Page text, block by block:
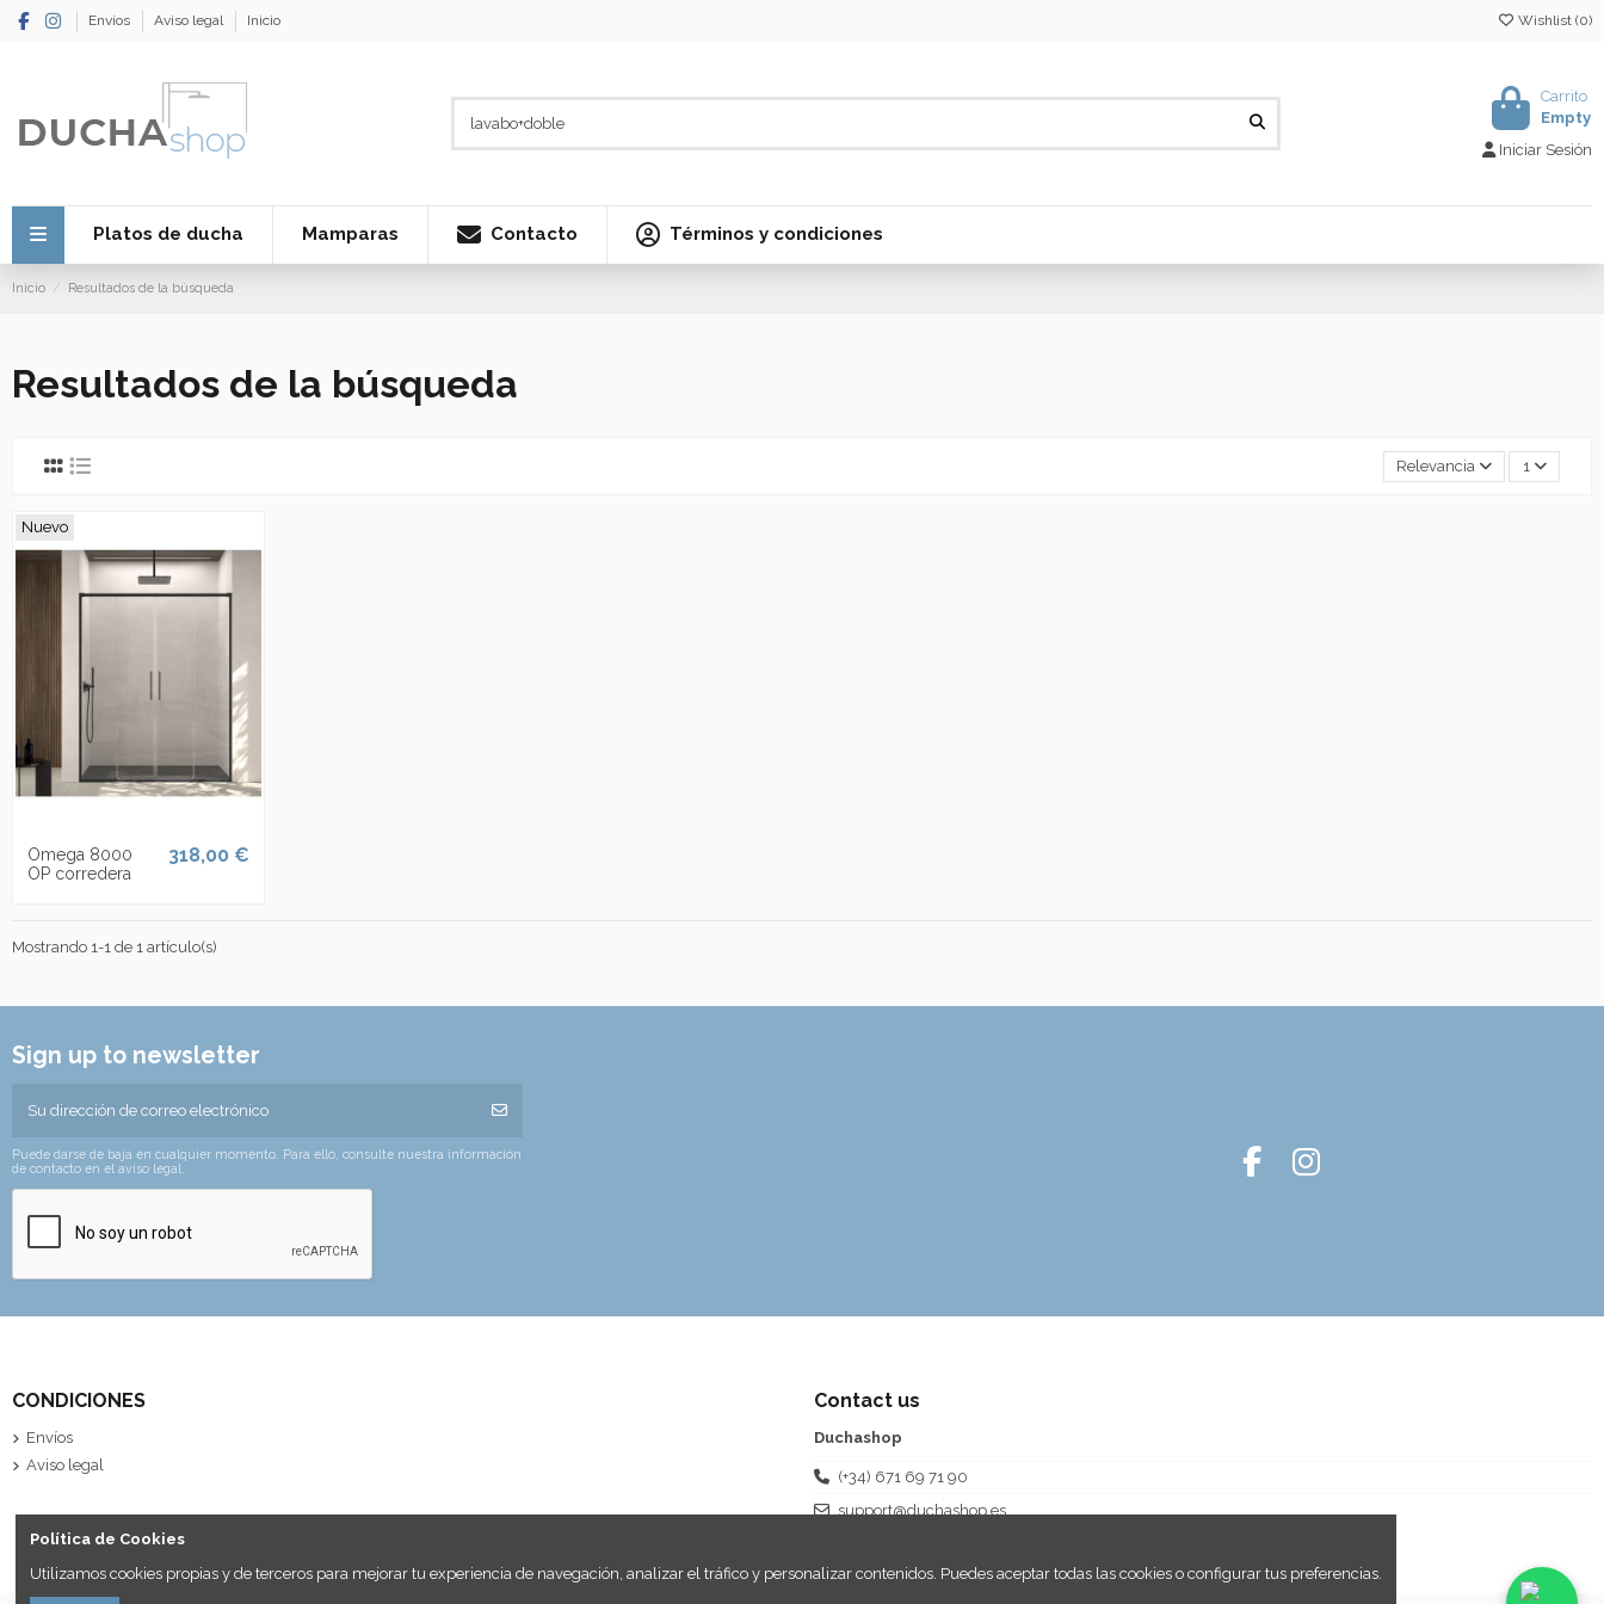
Envíos Aviso legal Inicio Wishlist (0)
Carrito
Empty
Iniciar Sesión
Platos de ducha Mamparas Contacto Términos y condiciones
Inicio Resultados de la búsqueda
Resultados de la búsqueda
Relevancia 1
Nuevo
Omega 8000
OP corredera
318,00 €
Mostrando 1-1 de 1 artículo(s)
Sign up to newsletter
Puede darse de baja en cualquier momento. Para ello, consulte nuestra información
de contacto en el aviso legal.
CONDICIONES
Envíos
Aviso legal
Contact us
Duchashop
(+34) 671 69 71 90
support@duchashop.es
Política de Cookies
Utilizamos cookies propias y de terceros para mejorar tu experiencia de navegación, analizar el tráfico y personalizar contenidos. Puedes aceptar todas las cookies o configurar tus preferencias.